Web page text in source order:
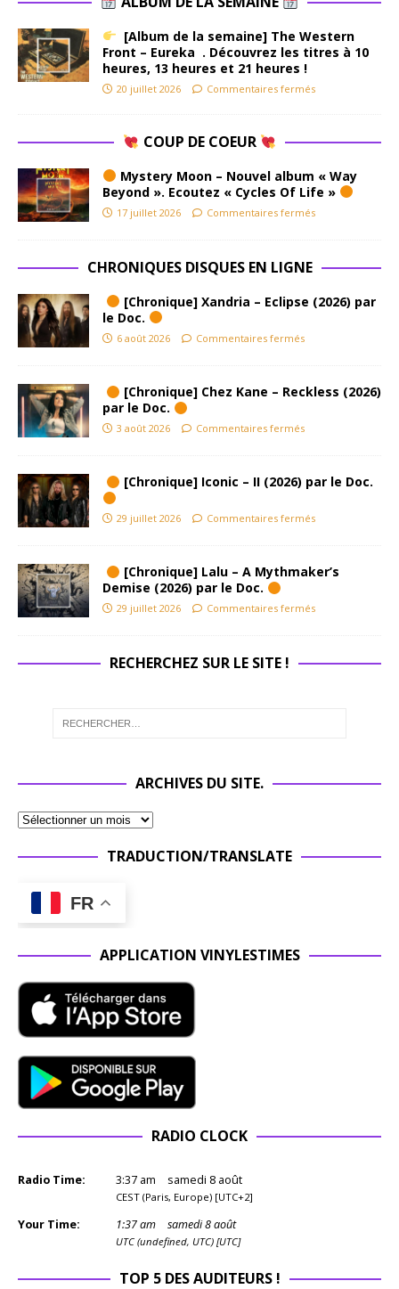
[Album de la semaine] The Western
Front – Eureka . Découvrez les titres à 10
heures, 13 heures et 21 heures !
20 juillet 2026 Commentaires fermés
COUP DE COEUR
Mystery Moon – Nouvel album « Way
Beyond ». Ecoutez « Cycles Of Life »
17 juillet 2026 Commentaires fermés
CHRONIQUES DISQUES EN LIGNE
[Chronique] Xandria – Eclipse (2026) par
le Doc.
6 août 2026 Commentaires fermés
[Chronique] Chez Kane – Reckless (2026)
par le Doc.
3 août 2026 Commentaires fermés
[Chronique] Iconic – II (2026) par le Doc.
29 juillet 2026 Commentaires fermés
[Chronique] Lalu – A Mythmaker’s
Demise (2026) par le Doc.
29 juillet 2026 Commentaires fermés
RECHERCHEZ SUR LE SITE !
ARCHIVES DU SITE.
TRADUCTION/TRANSLATE
FR
APPLICATION VINYLESTIMES
RADIO CLOCK
Radio Time: 3:37 am samedi 8 août
CEST (Paris, Europe) [UTC+2]
Your Time: 1:37am samedi 8 août
UTC (undefined, UTC) [UTC]
TOP 5 DES AUDITEURS !